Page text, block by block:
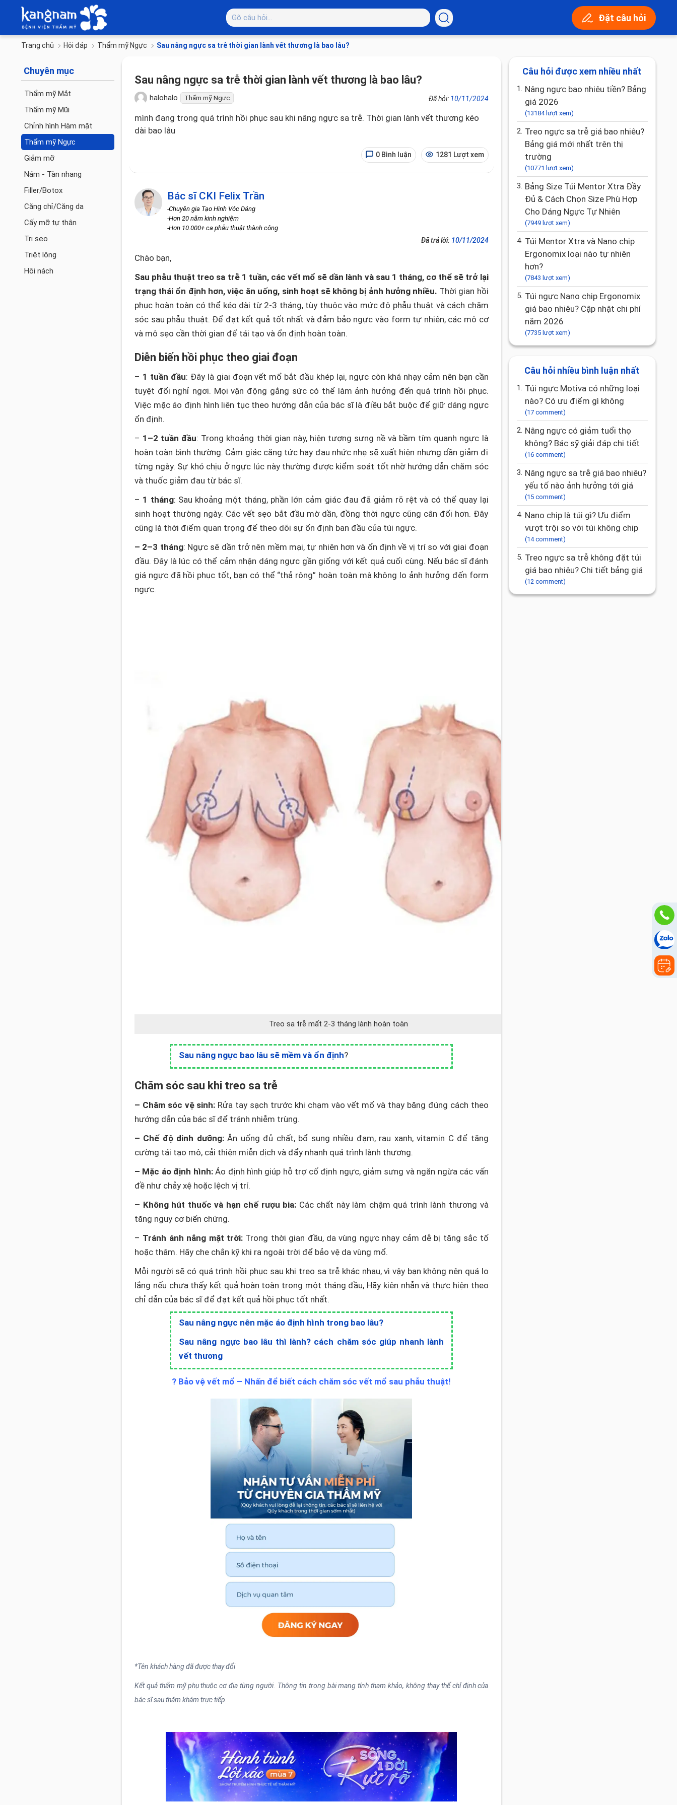
Đặt câu hỏi
Trang chủ Hỏi đáp Thẩm mỹ Ngực Sau nâng ngực sa trễ thời gian lành vết thương là bao lâu?
Chuyên mục
Thẩm mỹ Mắt
Thẩm mỹ Mũi
Chỉnh hình Hàm mặt
Thẩm mỹ Ngực
Giảm mỡ
Nám - Tàn nhang
Filler/Botox
Căng chỉ/Căng da
Cấy mỡ tự thân
Trị sẹo
Triệt lông
Hôi nách
Sau nâng ngực sa trễ thời gian lành vết thương là bao lâu?
halohalo Thẩm mỹ Ngực Đã hỏi: 10/11/2024
mình đang trong quá trình hồi phục sau khi nâng ngực sa trễ. Thời gian lành vết thương kéo
dài bao lâu
0 Bình luận 1281 Lượt xem
Bác sĩ CKI Felix Trần
-Chuyên gia Tạo Hình Vóc Dáng
-Hơn 20 năm kinh nghiệm
-Hơn 10.000+ ca phẫu thuật thành công
Đã trả lời: 10/11/2024
Chào bạn,
Sau phẫu thuật treo sa trễ 1 tuần, các vết mổ sẽ dần lành và sau 1 tháng, cơ thể sẽ trở lại
trạng thái ổn định hơn, việc ăn uống, sinh hoạt sẽ không bị ảnh hưởng nhiều. Thời gian hồi
phục hoàn toàn có thể kéo dài từ 2-3 tháng, tùy thuộc vào mức độ phẫu thuật và cách chăm
sóc sau phẫu thuật. Để đạt kết quả tốt nhất và đảm bảo ngực vào form tự nhiên, các mô cơ
và mô sẹo cần thời gian để tái tạo và ổn định hoàn toàn.
Diễn biến hồi phục theo giai đoạn
– 1 tuần đầu: Đây là giai đoạn vết mổ bắt đầu khép lại, ngực còn khá nhạy cảm nên bạn cần
tuyệt đối nghỉ ngơi. Mọi vận động gắng sức có thể làm ảnh hưởng đến quá trình hồi phục.
Việc mặc áo định hình liên tục theo hướng dẫn của bác sĩ là điều bắt buộc để giữ dáng ngực
ổn định.
– 1–2 tuần đầu: Trong khoảng thời gian này, hiện tượng sưng nề và bầm tím quanh ngực là
hoàn toàn bình thường. Cảm giác căng tức hay đau nhức nhẹ sẽ xuất hiện nhưng dần giảm đi
từng ngày. Sự khó chịu ở ngực lúc này thường được kiểm soát tốt nhờ hướng dẫn chăm sóc
và thuốc giảm đau từ bác sĩ.
– 1 tháng: Sau khoảng một tháng, phần lớn cảm giác đau đã giảm rõ rệt và có thể quay lại
sinh hoạt thường ngày. Các vết sẹo bắt đầu mờ dần, đồng thời ngực cũng cân đối hơn. Đây
cũng là thời điểm quan trọng để theo dõi sự ổn định ban đầu của túi ngực.
– 2–3 tháng: Ngực sẽ dần trở nên mềm mại, tự nhiên hơn và ổn định về vị trí so với giai đoạn
đầu. Đây là lúc có thể cảm nhận dáng ngực gần giống với kết quả cuối cùng. Nếu bác sĩ đánh
giá ngực đã hồi phục tốt, bạn có thể “thả rông” hoàn toàn mà không lo ảnh hưởng đến form
ngực.
Treo sa trễ mất 2-3 tháng lành hoàn toàn
Sau nâng ngực bao lâu sẽ mềm và ổn định?
Chăm sóc sau khi treo sa trễ
– Chăm sóc vệ sinh: Rửa tay sạch trước khi chạm vào vết mổ và thay băng đúng cách theo
hướng dẫn của bác sĩ để tránh nhiễm trùng.
– Chế độ dinh dưỡng:Ăn uống đủ chất, bổ sung nhiều đạm, rau xanh, vitamin C để tăng
cường tái tạo mô, cải thiện miễn dịch và đẩy nhanh quá trình lành thương.
– Mặc áo định hình:Áo định hình giúp hỗ trợ cố định ngực, giảm sưng và ngăn ngừa các vấn
đề như chảy xệ hoặc lệch vị trí.
– Không hút thuốc và hạn chế rượu bia: Các chất này làm chậm quá trình lành thương và
tăng nguy cơ biến chứng.
– Tránh ánh nắng mặt trời:Trong thời gian đầu, da vùng ngực nhạy cảm dễ bị tăng sắc tố
hoặc thâm. Hãy che chắn kỹ khi ra ngoài trời để bảo vệ da vùng mổ.
Mỗi người sẽ có quá trình hồi phục sau khi treo sa trễ khác nhau, vì vậy bạn không nên quá lo
lắng nếu chưa thấy kết quả hoàn toàn trong một tháng đầu, Hãy kiên nhẫn và thực hiện theo
chỉ dẫn của bác sĩ để đạt kết quả hồi phục tốt nhất.
Sau nâng ngực nên mặc áo định hình trong bao lâu?
Sau nâng ngực bao lâu thì lành? cách chăm sóc giúp nhanh lành
vết thương
? Bảo vệ vết mổ – Nhấn để biết cách chăm sóc vết mổ sau phẫu thuật!
*Tên khách hàng đã được thay đổi
Kết quả thẩm mỹ phụ thuộc cơ địa từng người. Thông tin trong bài mang tính tham khảo, không thay thế chỉ định của
bác sĩ sau thăm khám trực tiếp.
Câu hỏi được xem nhiều nhất
1. Nâng ngực bao nhiêu tiền? Bảng
giá 2026
(13184 lượt xem)
2. Treo ngực sa trễ giá bao nhiêu?
Bảng giá mới nhất trên thị
trường
(10771 lượt xem)
3. Bảng Size Túi Mentor Xtra Đầy
Đủ & Cách Chọn Size Phù Hợp
Cho Dáng Ngực Tự Nhiên
(7949 lượt xem)
4. Túi Mentor Xtra và Nano chip
Ergonomix loại nào tự nhiên
hơn?
(7843 lượt xem)
5. Túi ngực Nano chip Ergonomix
giá bao nhiêu? Cập nhật chi phí
năm 2026
(7735 lượt xem)
Câu hỏi nhiều bình luận nhất
1. Túi ngực Motiva có những loại
nào? Có ưu điểm gì không
(17 comment)
2. Nâng ngực có giảm tuổi thọ
không? Bác sỹ giải đáp chi tiết
(16 comment)
3. Nâng ngực sa trễ giá bao nhiêu?
yếu tố nào ảnh hưởng tới giá
(15 comment)
4. Nano chip là túi gì? Ưu điểm
vượt trội so với túi không chip
(14 comment)
5. Treo ngực sa trễ không đặt túi
giá bao nhiêu? Chi tiết bảng giá
(12 comment)